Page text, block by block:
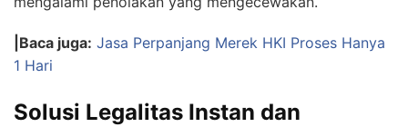
|Baca juga: Jasa Perpanjang Merek HKI Proses Hanya
1 Hari
Solusi Legalitas Instan dan